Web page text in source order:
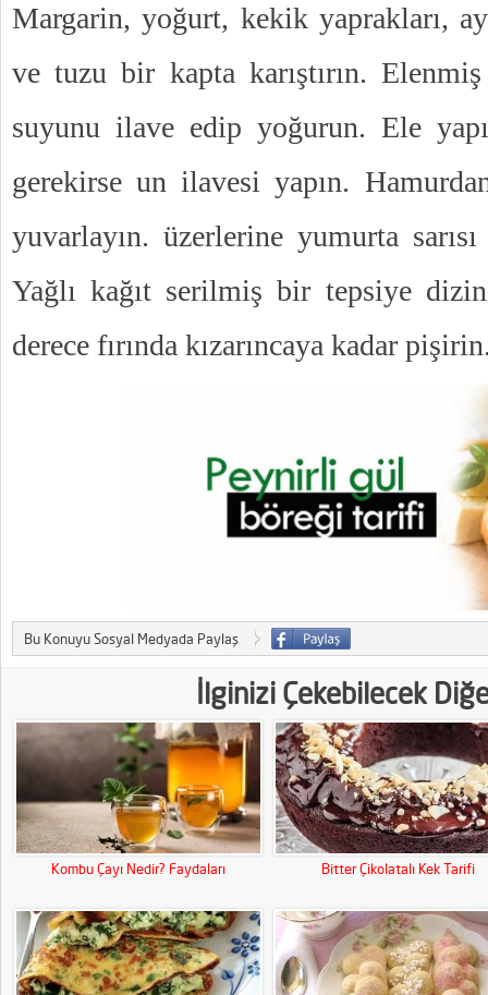
Margarin, yoğurt, kekik yaprakları,
ve tuzu bir kapta karıştırın.
suyunu ilave edip yoğurun. Ele
gerekirse un ilavesi yapın.
yuvarlayın. üzerlerine yumurta
Yağlı kağıt serilmiş bir tepsiye
derece fırında kızarıncaya kadar
Bu Konuyu Sosyal Medyada Paylaş
İlginizi Çekebilecek
Kombu Çayı Nedir? Faydaları Bitter Çikolatalı Kek Tarifi